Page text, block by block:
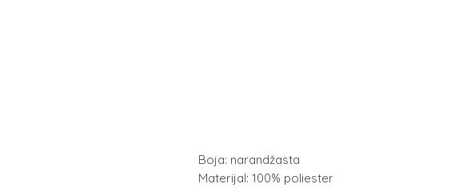
Boja: narandžasta
Materijal: 100% poliester